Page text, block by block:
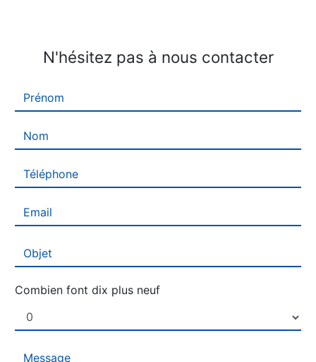
N'hésitez pas à nous contacter
Combien font dix plus neuf